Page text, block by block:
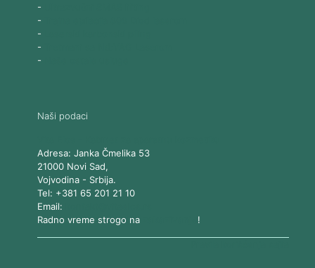
-
-
-
-
-
Naši podaci
Adresa: Janka Čmelika 53
21000 Novi Sad,
Vojvodina- Srbija.
Tel: +381 65 201 21 10
Email:
Radno vreme strogo na
!